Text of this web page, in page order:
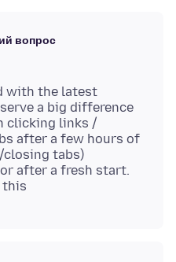
вопрос
with the latest
a big difference
clicking links /
after a few hours of
closing tabs)
after a fresh start.